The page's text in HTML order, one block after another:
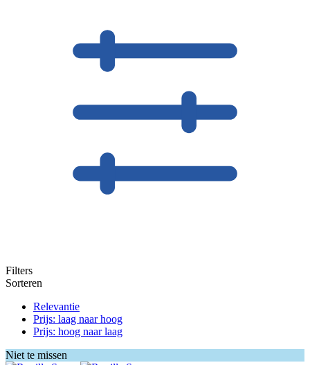
Filters
Sorteren
Relevantie
Prijs: laag naar hoog
Prijs: hoog naar laag
Niet te missen